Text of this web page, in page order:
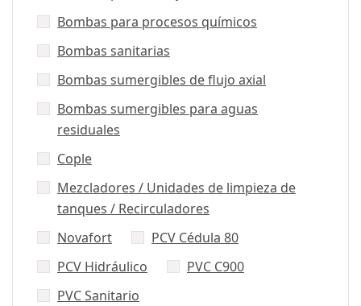
Bombas para procesos químicos
Bombas sanitarias
Bombas sumergibles de flujo axial
Bombas sumergibles para aguas
residuales
Cople
Mezcladores / Unidades de limpieza de
tanques / Recirculadores
Novafort
PCV Cédula 80
PCV Hidráulico
PVC C900
PVC Sanitario